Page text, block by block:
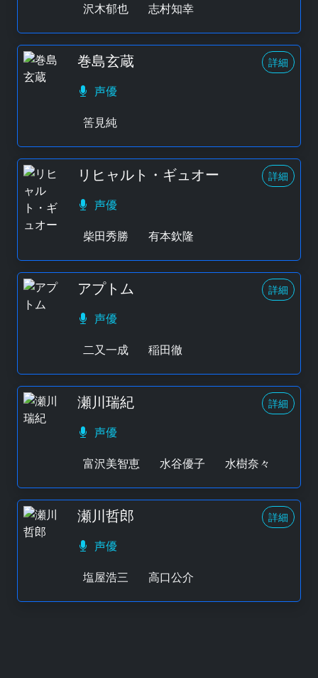
沢木郁也
志村知幸
巻島玄蔵 詳細
声優
筈見純
リヒャルト・ギュオー 詳細
声優
柴田秀勝
有本欽隆
アプトム 詳細
声優
二又一成
稲田徹
瀬川瑞紀 詳細
声優
富沢美智恵
水谷優子 水樹奈々
瀬川哲郎 詳細
声優
塩屋浩三
高口公介